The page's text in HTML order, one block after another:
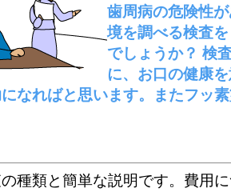
歯周病の危険性
境を調べる検査
でしょうか？ 検
に、お口の健康
なればと思います。またフッ
種類と簡単な説明です。費用